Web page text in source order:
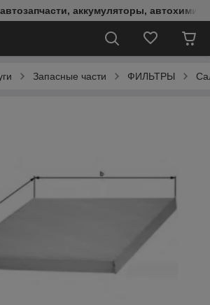
аккумуляторы, автохимия,
Запасные части ФИЛЬТРЫ